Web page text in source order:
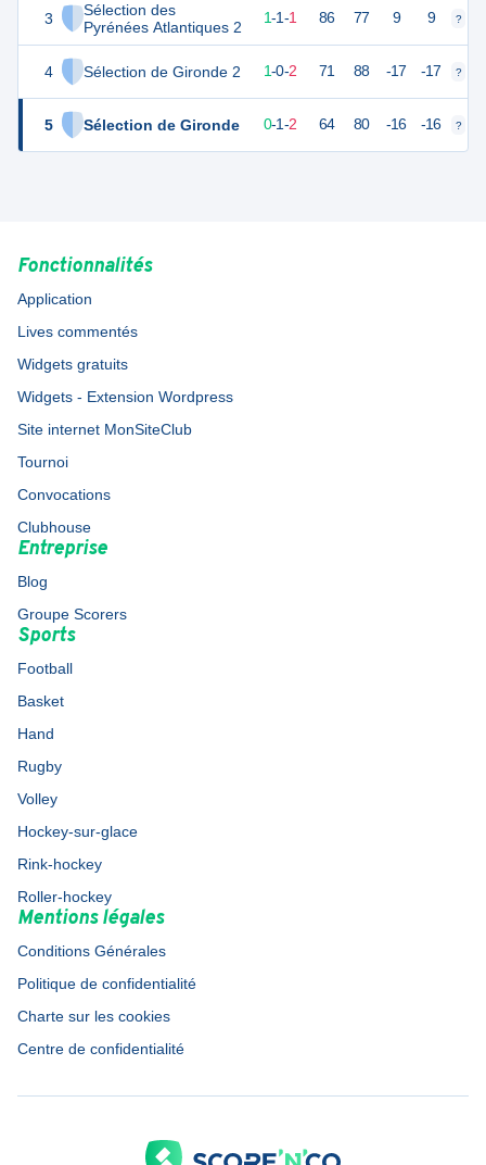
3
Sélection des
Pyrénées Atlantiques 2
4 Sélection de Gironde 2
5 Sélection de Gironde
6 3 1-1-1 86 77 9 9 ?
5 3 1-0-2 71 88 -17 -17 ?
4 3 0-1-2 64 80 -16 -16 ?
Fonctionnalités
Application
Lives commentés
Widgets gratuits
Widgets - Extension Wordpress
Site internet MonSiteClub
Tournoi
Convocations
Clubhouse
Entreprise
Blog
Groupe Scorers
Sports
Football
Basket
Hand
Rugby
Volley
Hockey-sur-glace
Rink-hockey
Roller-hockey
Mentions légales
Conditions Générales
Politique de confidentialité
Charte sur les cookies
Centre de confidentialité